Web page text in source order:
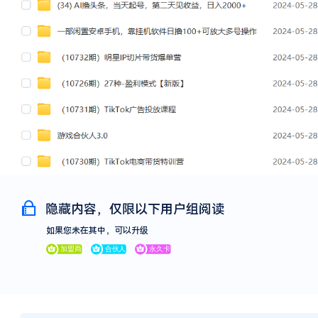
隐藏内容，仅限以下用户组阅读
如果您未在其中，可以升级